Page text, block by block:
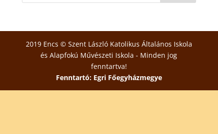
2019 Encs © Szent László Katolikus Általános Iskola
és Alapfokú Művészeti Iskola - Minden jog
fenntartva!
Fenntartó: Egri Főegyházmegye